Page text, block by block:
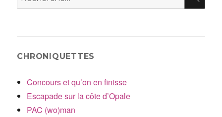
pour
CHRONIQUETTES
Concours et qu’on en finisse
Escapade sur la côte d’Opale
PAC (wo)man